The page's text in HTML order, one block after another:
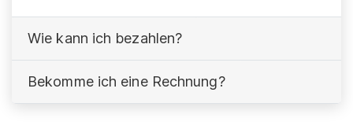
Wie kann ich bezahlen?
Bekomme ich eine Rechnung?